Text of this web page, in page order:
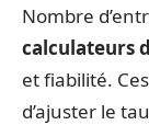
Nombre
calculateurs
et fiabilité. Ces
d’ajuster le